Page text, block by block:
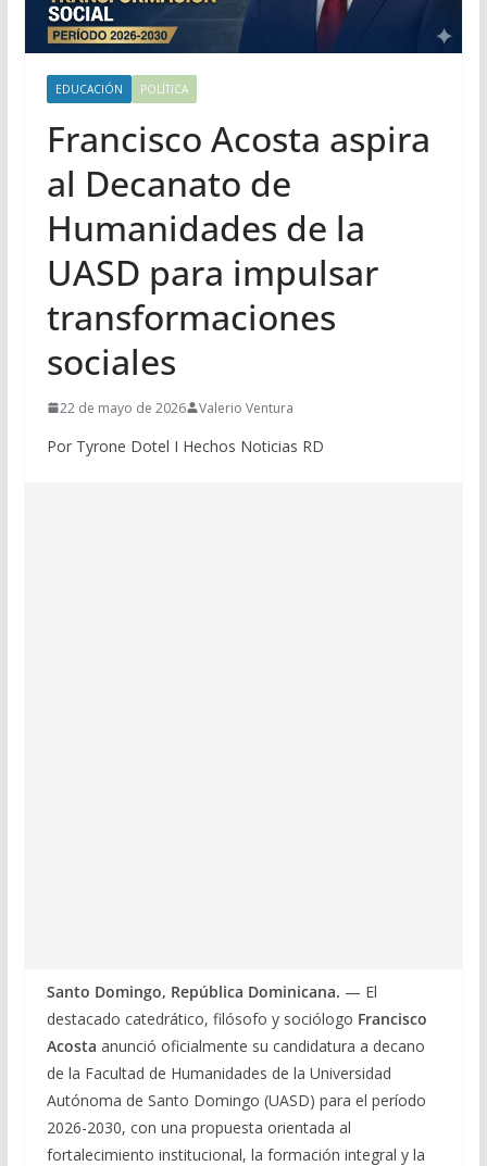
EDUCACIÓN POLÍTICA
Francisco Acosta aspira
al Decanato de
Humanidades de la
UASD para impulsar
transformaciones
sociales
22 de mayo de 2026 Valerio Ventura
Por Tyrone Dotel I Hechos Noticias RD
Santo Domingo, República Dominicana. — El
destacado catedrático, filósofo y sociólogo Francisco
Acosta anunció oficialmente su candidatura a decano
de la Facultad de Humanidades de la Universidad
Autónoma de Santo Domingo (UASD) para el período
2026-2030, con una propuesta orientada al
fortalecimiento institucional, la formación integral y la